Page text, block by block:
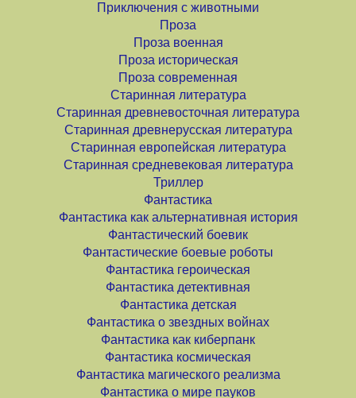
Приключения с животными
Проза
Проза военная
Проза историческая
Проза современная
Старинная литература
Старинная древневосточная литература
Старинная древнерусская литература
Старинная европейская литература
Старинная средневековая литература
Триллер
Фантастика
Фантастика как альтернативная история
Фантастический боевик
Фантастические боевые роботы
Фантастика героическая
Фантастика детективная
Фантастика детская
Фантастика о звездных войнах
Фантастика как киберпанк
Фантастика космическая
Фантастика магического реализма
Фантастика о мире пауков